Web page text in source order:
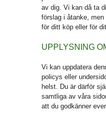
av dig. Vi kan då ta
förslag i åtanke,
för ditt köp eller för
UPPLYSNING
Vi kan uppdatera
policys eller
helst. Du är därför
samtliga av våra
att du godkänner